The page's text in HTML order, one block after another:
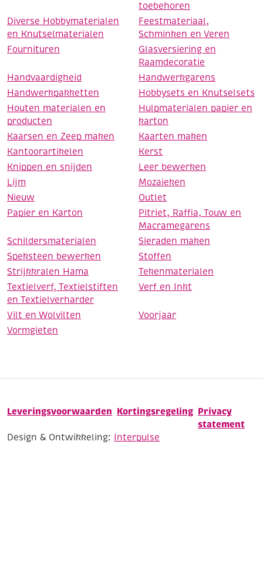
toebehoren
Diverse Hobbymaterialen
en Knutselmaterialen
Feestmateriaal,
Schminken en Veren
Fournituren
Glasversiering en
Raamdecoratie
Handvaardigheid
Handwerkgarens
Handwerkpakketten
Hobbysets en Knutselsets
Houten materialen en
producten
Hulpmaterialen papier en
karton
Kaarsen en Zeep maken
Kaarten maken
Kantoorartikelen
Kerst
Knippen en snijden
Leer bewerken
Lijm
Mozaieken
Nieuw
Outlet
Papier en Karton
Pitriet, Raffia, Touw en
Macramegarens
Schildersmaterialen
Sieraden maken
Speksteen bewerken
Stoffen
Strijkkralen Hama
Tekenmaterialen
Textielverf, Textielstiften
en Textielverharder
Verf en Inkt
Vilt en Wolvilten
Voorjaar
Vormgieten
Leveringsvoorwaarden Kortingsregeling Privacy
statement
Design & Ontwikkeling: Interpulse